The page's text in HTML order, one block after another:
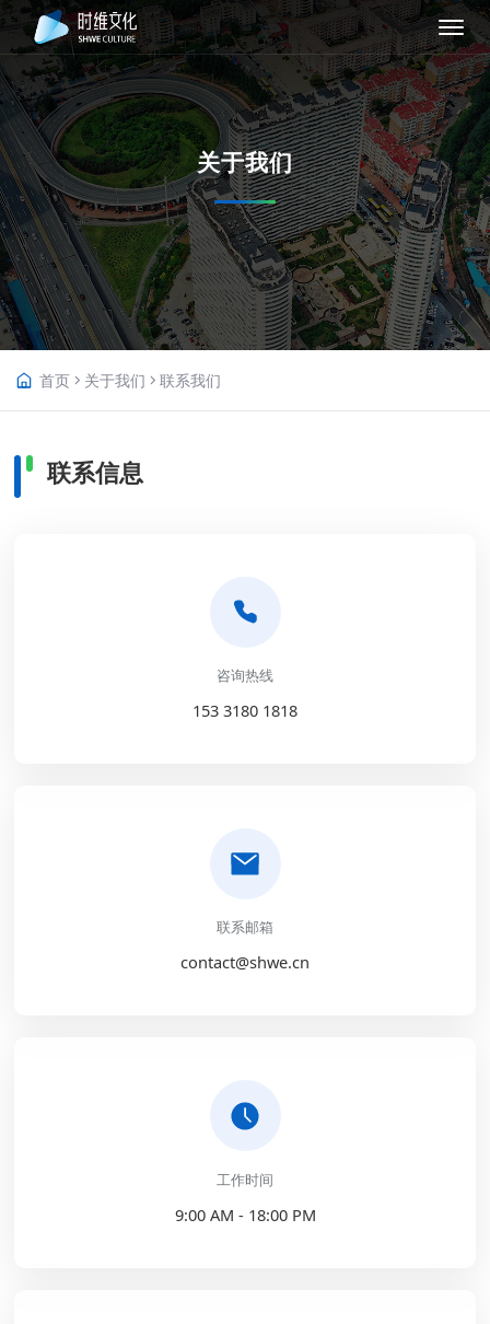
关于我们
首页 关于我们 联系我们
联系信息
咨询热线
153 3180 1818
联系邮箱
contact@shwe.cn
工作时间
9:00 AM - 18:00 PM